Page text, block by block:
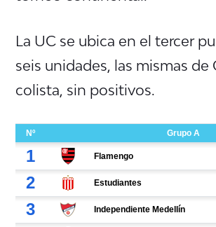
La UC se ubica en el tercer
seis unidades, las mismas
colista, sin positivos.